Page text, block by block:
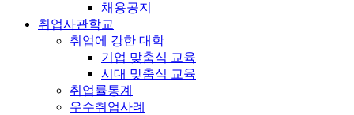
채용공지
취업사관학교
취업에 강한 대학
기업 맞춤식 교육
시대 맞춤식 교육
취업률통계
우수취업사례